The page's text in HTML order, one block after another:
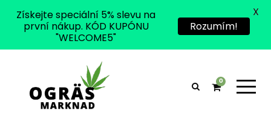
0
Získejte speciální 5% slevu na
první nákup. KÓD KUPÓNU
"WELCOME5"
Rozumím!
X